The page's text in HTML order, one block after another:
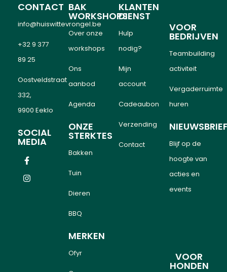
CONTACT
info@huiswittevrongel.be
+32 9 377
89 25
Oostveldstraat
332,
9900 Eeklo
SOCIAL
MEDIA
BAK
WORKSHOPS
Over onze
workshops
Ons
aanbod
Agenda
ONZE
STERKTES
Bakken
Tuin
Dieren
BBQ
MERKEN
Ofyr
KLANTEN
DIENST
Hulp
nodig?
Mijn
account
Cadeaubon
Verzending
Contact
VOOR
BEDRIJVEN
Teambuilding
activiteit
Vergaderruimte
huren
Blijf op de
hoogte van
acties en
events
VOOR
HONDEN